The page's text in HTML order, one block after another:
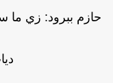
حازم ببرود: زي ما